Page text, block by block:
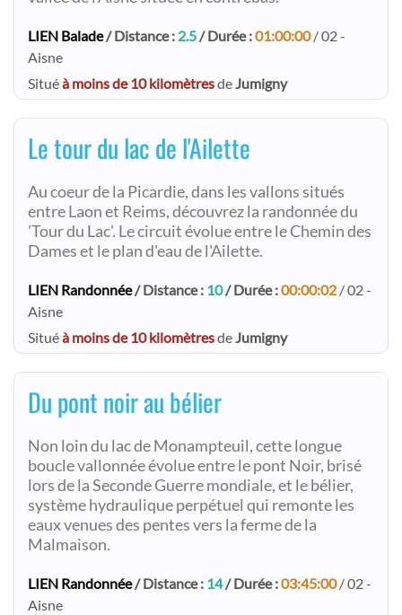
LIEN Balade/ Distance : 2.5/ Durée :01:00:00/ 02 -
Aisne
Situéà moins de 10 kilomètresdeJumigny
Le tour du lac de l'Ailette
Au coeur de la Picardie, dans les vallons situés
entre Laon et Reims, découvrez la randonnée du
'Tour du Lac'. Le circuit évolue entre le Chemin des
Dames et le plan d'eau de l'Ailette.
LIEN Randonnée/ Distance : 10/ Durée :00:00:02 / 02 -
Aisne
Situéà moins de 10 kilomètresdeJumigny
Du pont noir au bélier
Non loin du lac de Monampteuil, cette longue
boucle vallonnée évolue entre le pont Noir, brisé
lors de la Seconde Guerre mondiale, et le bélier,
système hydraulique perpétuel qui remonte les
eaux venues des pentes vers la ferme de la
Malmaison.
LIEN Randonnée/ Distance : 14/ Durée :03:45:00/ 02 -
Aisne